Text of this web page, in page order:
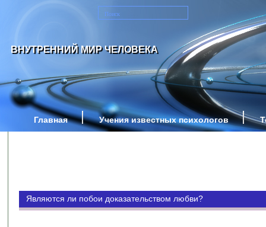
ВНУТРЕННИЙ МИР ЧЕЛОВЕКА
Главная Учения известных психологов
Являются ли побои доказательством любви?